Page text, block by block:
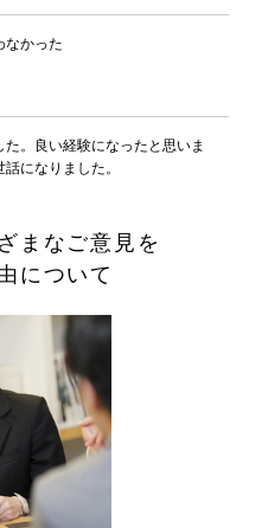
なかった
。良い経験になったと思いま
になりました。
まなご意見を
について